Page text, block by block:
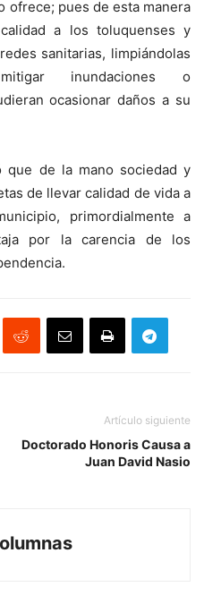
ofrece; pues de esta manera
a los toluquenses y
sanitarias, limpiándolas
inundaciones o
ocasionar daños a su
que de la mano sociedad y
de llevar calidad de vida a
primordialmente a
por la carencia de los
Artículo siguiente
Doctorado Honoris Causa a
Juan David Nasio